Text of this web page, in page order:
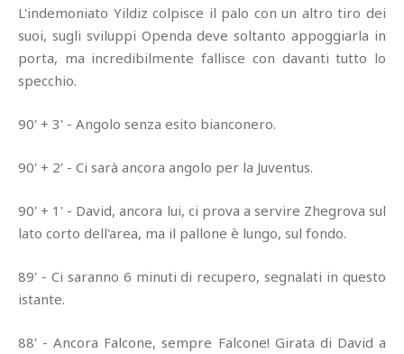
L'indemoniato Yildiz colpisce il palo con un altro tiro dei
suoi, sugli sviluppi Openda deve soltanto appoggiarla in
porta, ma incredibilmente fallisce con davanti tutto lo
specchio.
90' + 3' - Angolo senza esito bianconero.
90' + 2' - Ci sarà ancora angolo per la Juventus.
90' + 1' - David, ancora lui, ci prova a servire Zhegrova sul
lato corto dell'area, ma il pallone è lungo, sul fondo.
89' - Ci saranno 6 minuti di recupero, segnalati in questo
istante.
88' - Ancora Falcone, sempre Falcone! Girata di David a